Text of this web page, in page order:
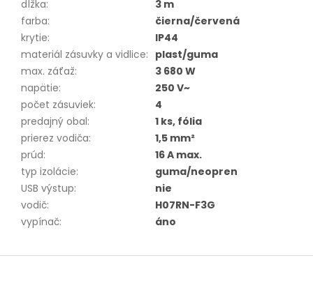
dĺžka:
3 m
farba:
čierna/červená
krytie:
IP44
materiál zásuvky a vidlice: plast/guma
max. záťaž:
3 680 W
napätie:
250 V~
počet zásuviek:
4
predajný obal:
1 ks, fólia
prierez vodiča:
1,5 mm²
prúd:
16 A max.
typ izolácie:
guma/neopren
USB výstup:
nie
vodič:
H07RN-F3G
vypínač: áno
Z